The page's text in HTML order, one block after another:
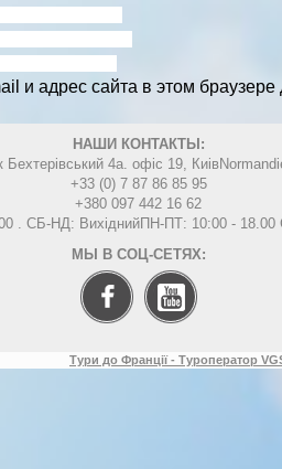
и адрес сайта в этом
НАШИ КОНТАКТЫ:
Бехтерівський 4а. офіс 19, Киів
+33 (0) 7 87 86 85 95
+380 097 442 16 62
. СБ-НД: ВихіднийПН-ПТ: 10:00 -
МЫ В СОЦ-СЕТЯХ:
Тури до Франції - Туроператор